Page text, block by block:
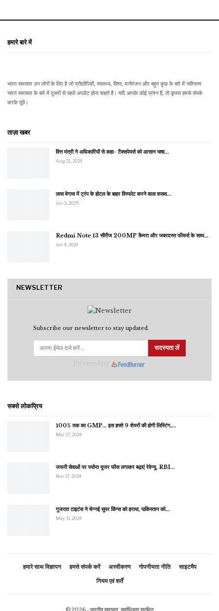
हमारे बारे में
भारत समाचार उन लोगों के लिए है जो प्रौद्योगिकी, स्वास्थ्य, विश्व, मनोरंजन और बहुत कुछ के बारे में नवीनतम
भारत समाचार के बारे में दूसरों से पहले अपडेट होना चाहते हैं। यदि आपके कोई प्रश्न हैं, तो कृपया हमसे संपर्क
करके पूछें।
ताज़ा खबर
वित्त मंत्री ने अधिकारियों से कहा- टैक्सपेयर्स को आसान भाषा…
Aug 21, 2024
लास वेगास में ट्रंप के होटल के बाहर विस्फोट करने वाला शख्स…
Jan 3, 2025
Redmi Note 13 सीरीज 200MP कैमरा और जबरदस्त फीचर्स के साथ…
Jan 4, 2024
NEWSLETTER
Subscribe our newsletter to stay updated.
सदस्यता लें
सबसे लोकप्रिय
100% तक का GMP… इस हफ्ते 9 शेयरों की होगी लिस्टिंग,…
Mar 17, 2024
जरूरी सेवाओं पर पर्याप्त यूजर फीस लगाकर बढ़ाएं रेवेन्यू, RBI…
Nov 17, 2024
गुजरात टाइटंस ने चेन्नई सुपर किंग्स को हराया, पाकिस्तान को…
May 11, 2024
हमारे साथ विज्ञापन हमसे संपर्क करें अस्वीकरण गोपनीयता नीति
साइटमैप
नियम एवं शर्तें
© 2026 - भारतीय समाचार. सर्वाधिकार सुरक्षित